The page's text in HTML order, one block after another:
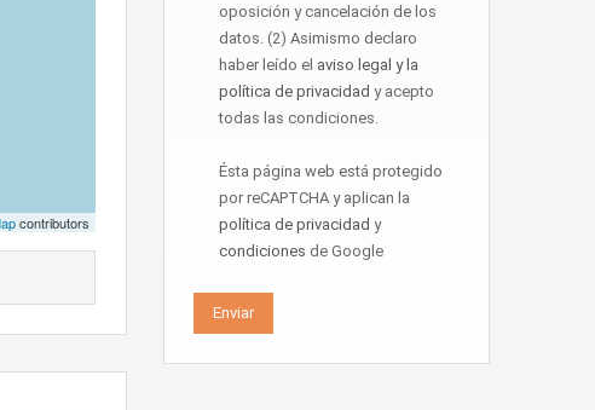
contributors
oposición y cancelación de los
datos. (2) Asimismo declaro
haber leído el aviso legal y la
política de privacidad y acepto
todas las condiciones.
Ésta página web está protegido
por reCAPTCHA y aplican la
política de privacidad y
condiciones de Google